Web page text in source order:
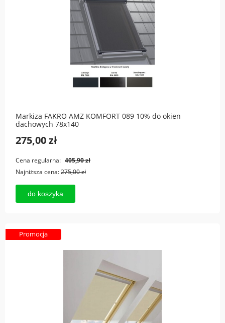
Markiza FAKRO AMZ KOMFORT 089 10% do okien
dachowych 78x140
275,00 zł
Cena regularna: 405,90 zł
Najniższa cena:275,00 zł
do koszyka
Promocja